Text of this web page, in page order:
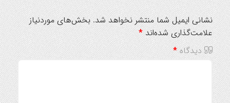
نشانی ایمیل شما منتشر نخواهد شد. بخش‌های موردنیاز
علامت‌گذاری شده‌اند*
دیدگاه*